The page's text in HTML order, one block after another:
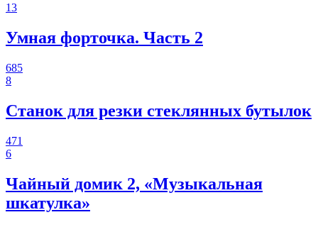
13
Умная форточка. Часть 2
685
8
Станок для резки стеклянных бутылок
471
6
Чайный домик 2, «Музыкальная
шкатулка»